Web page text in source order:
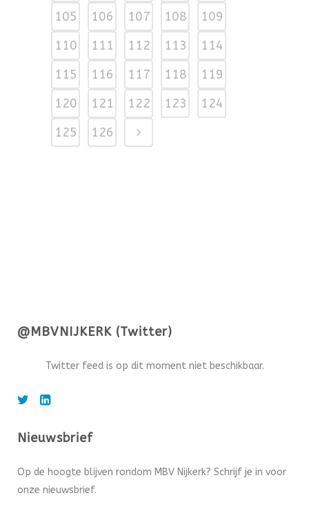
105
106 107 108
109
110
111 112 113
114
115
116 117 118
119
120
121 122 123
124
125
126
@MBVNIJKERK (Twitter)
Twitter feed is op dit moment niet beschikbaar.
Nieuwsbrief
Op de hoogte blijven rondom MBV Nijkerk? Schrijf je in voor
onze nieuwsbrief.